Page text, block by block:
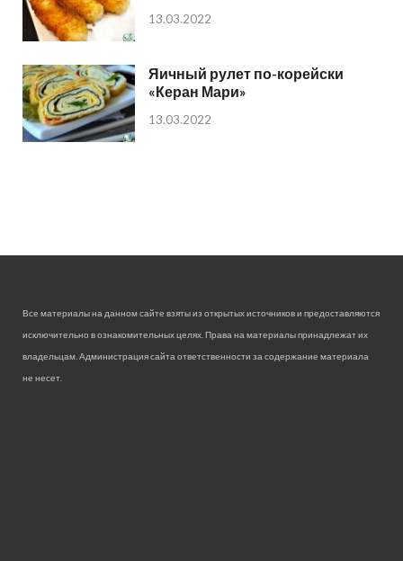
13.03.2022
Яичный рулет по-корейски
«Керан Мари»
13.03.2022
Все материалы на данном сайте взяты из открытых источников и предоставляются
исключительно в ознакомительных целях. Права на материалы принадлежат их
владельцам. Администрация сайта ответственности за содержание материала
не несет.